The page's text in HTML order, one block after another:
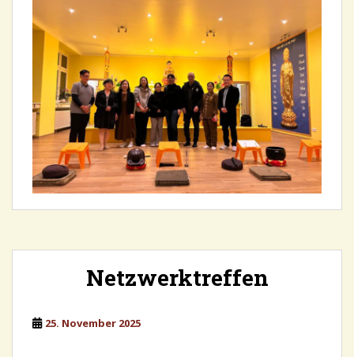
Netzwerktreffen
25. November 2025